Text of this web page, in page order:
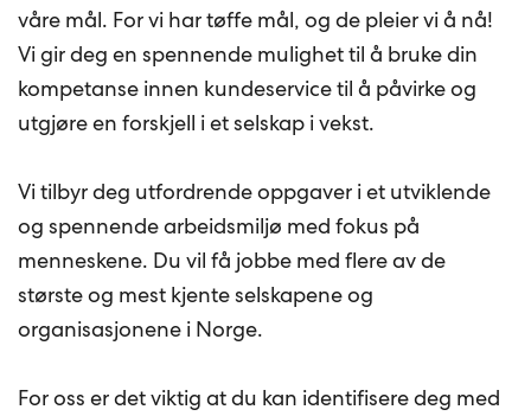
våre mål. For vi har tøffe mål, og de pleier vi å nå!
Vi gir deg en spennende mulighet til å bruke din
kompetanse innen kundeservice til å påvirke og
utgjøre en forskjell i et selskap i vekst.
Vi tilbyr deg utfordrende oppgaver i et utviklende
og spennende arbeidsmiljø med fokus på
menneskene. Du vil få jobbe med flere av de
største og mest kjente selskapene og
organisasjonene i Norge.
For oss er det viktig at du kan identifisere deg med